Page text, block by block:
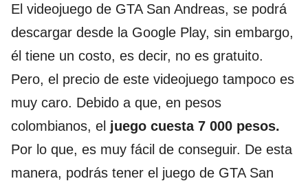
El videojuego de GTA San Andreas, se podrá
descargar desde la Google Play, sin embargo,
él tiene un costo, es decir, no es gratuito.
Pero, el precio de este videojuego tampoco es
muy caro. Debido a que, en pesos
colombianos, el juego cuesta 7 000 pesos.
Por lo que, es muy fácil de conseguir. De esta
manera, podrás tener el juego de GTA San